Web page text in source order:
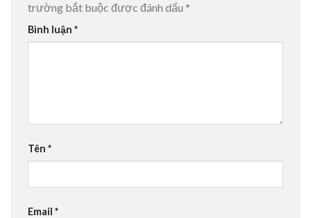
trường bắt buộc được đánh dấu *
Bình luận *
Tên *
Email *